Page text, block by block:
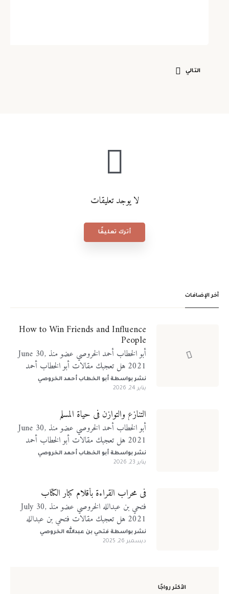
التالي
لا يوجد تعليقات
أترك تعليقًا
آخر الإضافات
How to Win Friends and Influence
People
أبو الخطاب أحمد الخروصي عضو منذ June 30,
2021 هل تعجبك مقالات أبو الخطاب أحمد
الخروصي؟ تابعني على منصات التواصل الإجتماعي
نشر بواسطةأبو الخطاب أحمد الخروصي
يناير 24, 2026
التنازع والتوازن في حياة المسلم
أبو الخطاب أحمد الخروصي عضو منذ June 30,
2021 هل تعجبك مقالات أبو الخطاب أحمد
الخروصي؟ تابعني على منصات التواصل الإجتماعي
نشر بواسطةأبو الخطاب أحمد الخروصي
يناير 23, 2026
في محراب القراءة بأقلام كبار الكتّاب
فتحي بن عبدالله الخروصي عضو منذ July 30,
2021 هل تعجبك مقالات فتحي بن عبدالله
الخروصي؟ تابعني على منصات التواصل الإجتماعي
نشر بواسطةفتحي بن عبدالله الخروصي
ديسمبر 26, 2025
الأكثر رواجًا